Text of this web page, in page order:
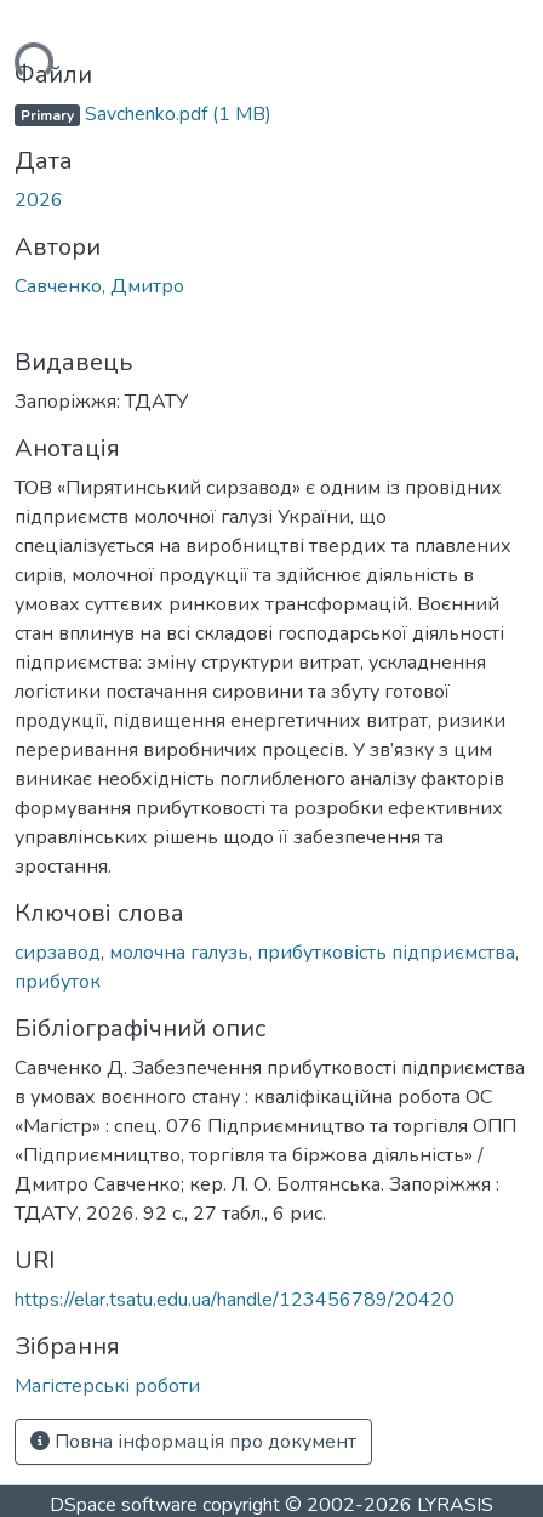
Файли
Primary Savchenko.pdf(1 MB)
Дата
2026
Автори
Савченко, Дмитро
Видавець
Запоріжжя: ТДАТУ
Анотація
ТОВ «Пирятинський сирзавод» є одним із провідних
підприємств молочної галузі України, що
спеціалізується на виробництві твердих та плавлених
сирів, молочної продукції та здійснює діяльність в
умовах суттєвих ринкових трансформацій. Воєнний
стан вплинув на всі складові господарської діяльності
підприємства: зміну структури витрат, ускладнення
логістики постачання сировини та збуту готової
продукції, підвищення енергетичних витрат, ризики
переривання виробничих процесів. У зв’язку з цим
виникає необхідність поглибленого аналізу факторів
формування прибутковості та розробки ефективних
управлінських рішень щодо її забезпечення та
зростання.
Ключові слова
сирзавод, молочна галузь, прибутковість підприємства,
прибуток
Бібліографічний опис
Савченко Д. Забезпечення прибутковості підприємства
в умовах воєнного стану : кваліфікаційна робота ОС
«Магістр» : спец. 076 Підприємництво та торгівля ОПП
«Підприємництво, торгівля та біржова діяльність» /
Дмитро Савченко; кер. Л. О. Болтянська. Запоріжжя :
ТДАТУ, 2026. 92 с., 27 табл., 6 рис.
URI
https://elar.tsatu.edu.ua/handle/123456789/20420
Зібрання
Магістерські роботи
Повна інформація про документ
DSpace software copyright © 2002-2026 LYRASIS